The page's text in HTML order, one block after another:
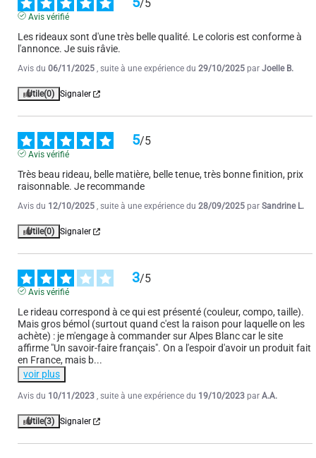
affirme "Un savoir-faire français". On a l'espoir d'avoir un produit fait
en France, mais b
voir plus
Avis du10/11/2023 , suite à une expérience du
Avis vérifié
Avis du08/11/2023 , suite à une expérience du03/10/2023 parA.A.
Utile(0) Signaler
5/5
Ces rideaux correspondent exactement à ce qui était décrit et ce
Avis du16/09/2023 , suite à une expérience du02/08/2023 parA.A.
Utile (0) Signaler
/5
Avis vérifié
Les rideaux sont d'une très belle qualité. Le coloris est conforme à
l'annonce. Je suis râvie.
Avis du 06/11/2025 , suite à une expérience du 29/10/2025 par Joelle B.
Utile(0) Signaler
5/5
Avis vérifié
Très beau rideau, belle matière, belle tenue, très bonne finition, prix
raisonnable. Je recommande
Avis du 12/10/2025 , suite à une expérience du 28/09/2025 par Sandrine L.
Utile(0) Signaler
3/5
Avis vérifié
Le rideau correspond à ce qui est présenté (couleur, compo, taille).
Mais gros bémol (surtout quand c'est la raison pour laquelle on les
achète) : je m'engage à commander sur Alpes Blanc car le site
affirme "Un savoir-faire français". On a l'espoir d'avoir un produit fait
en France, mais b...
voir plus
Avis du 10/11/2023 , suite à une expérience du 19/10/2023 par A.A.
Utile(3) Signaler